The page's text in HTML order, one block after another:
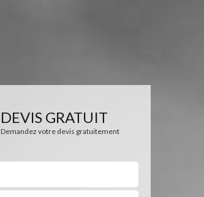
DEVIS GRATUIT
Demandez votre devis gratuitement